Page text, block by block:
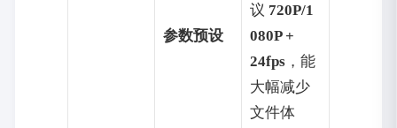
参数预设
议 720P/1
080P +
24fps ，能
大幅减少
文件体